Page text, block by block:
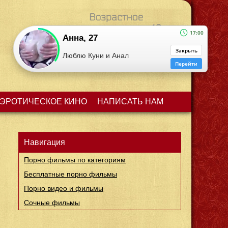
Мое избранное ( )
КИНО НАПИСАТЬ НАМ
Навигация
Порно фильмы по категориям
Бесплатные порно фильмы
Порно видео и фильмы
Сочные фильмы
Анна, 27
Люблю Куни и Анал
17:00
Закрыть
Перейти